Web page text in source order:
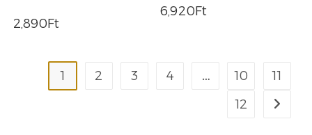
2,890Ft
6,920Ft
1 2 3 4 … 10
11
12